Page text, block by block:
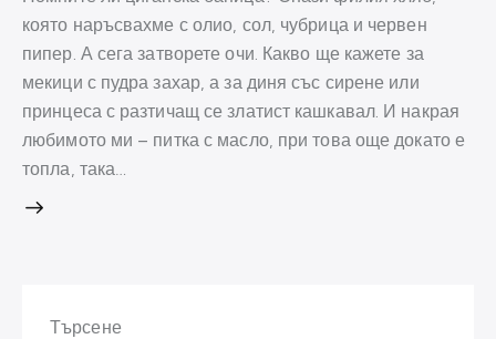
която наръсвахме с олио, сол, чубрица и червен
пипер. А сега затворете очи. Какво ще кажете за
мекици с пудра захар, а за диня със сирене или
принцеса с разтичащ се златист кашкавал. И накрая
любимото ми – питка с масло, при това още докато е
топла, така…
Търсене